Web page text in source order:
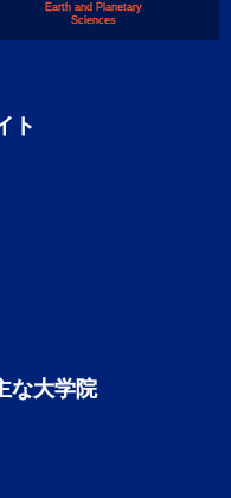
Earth and Planetary
Sciences
ト
な大学院